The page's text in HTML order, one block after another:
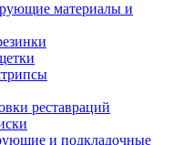
материалы и
реставраций